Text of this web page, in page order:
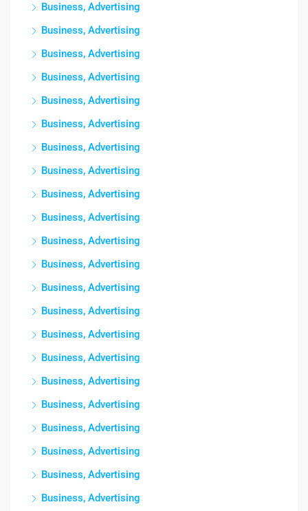
Business, Advertising
Business, Advertising
Business, Advertising
Business, Advertising
Business, Advertising
Business, Advertising
Business, Advertising
Business, Advertising
Business, Advertising
Business, Advertising
Business, Advertising
Business, Advertising
Business, Advertising
Business, Advertising
Business, Advertising
Business, Advertising
Business, Advertising
Business, Advertising
Business, Advertising
Business, Advertising
Business, Advertising
Business, Advertising